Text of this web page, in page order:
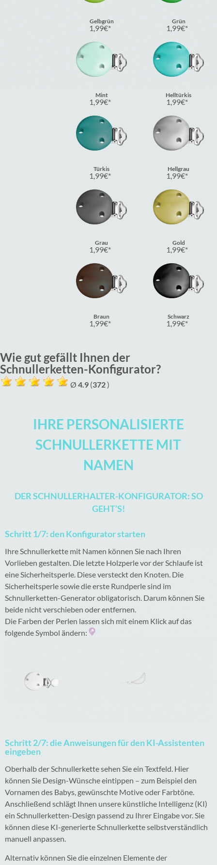
Gelbgrün
1,99€
Grün
1,99€
Mint
1,99€
Helltürkis
1,99€
Türkis
1,99€
Hellgrau
1,99€
Grau
1,99€
Gold
1,99€
Braun
1,99€
Schwarz
1,99€
Wie gut gefällt Ihnen der
Schnullerketten-Konfigurator?
Ø 4.9 (372)
IHRE PERSONALISIERTE
SCHNULLERKETTE MIT
NAMEN
DER SCHNULLERHALTER-KONFIGURATOR: SO
GEHT’S!
Schritt 1/7: den Konfigurator starten
Ihre Schnullerkette mit Namen können Sie nach Ihren
Vorlieben gestalten. Die letzte Holzperle vor der Schlaufe ist
eine Sicherheitsperle. Diese versteckt den Knoten. Die
Sicherheitsperle sowie die erste Rundperle sind im
Schnullerketten-Generator obligatorisch. Darum können Sie
beide nicht verschieben oder entfernen.
Die Farben der Perlen lassen sich mit einem Klick auf das
folgende Symbol ändern:
Schritt 2/7: die Anweisungen für den KI-Assistenten
eingeben
Oberhalb der Schnullerkette sehen Sie ein Textfeld. Hier
können Sie Design-Wünsche eintippen – zum Beispiel den
Vornamen des Babys, gewünschte Motive oder Farbtöne.
Anschließend schlägt Ihnen unsere künstliche Intelligenz (KI)
ein Schnullerketten-Design passend zu Ihrer Eingabe vor. Sie
können diese KI-generierte Schnullerkette selbstverständlich
manuell anpassen.
Alternativ können Sie die einzelnen Elemente der